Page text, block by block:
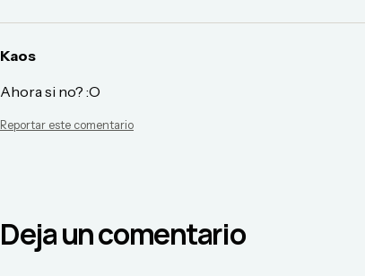
Kaos
Ahora si no? :O
Reportar este comentario
Deja un comentario